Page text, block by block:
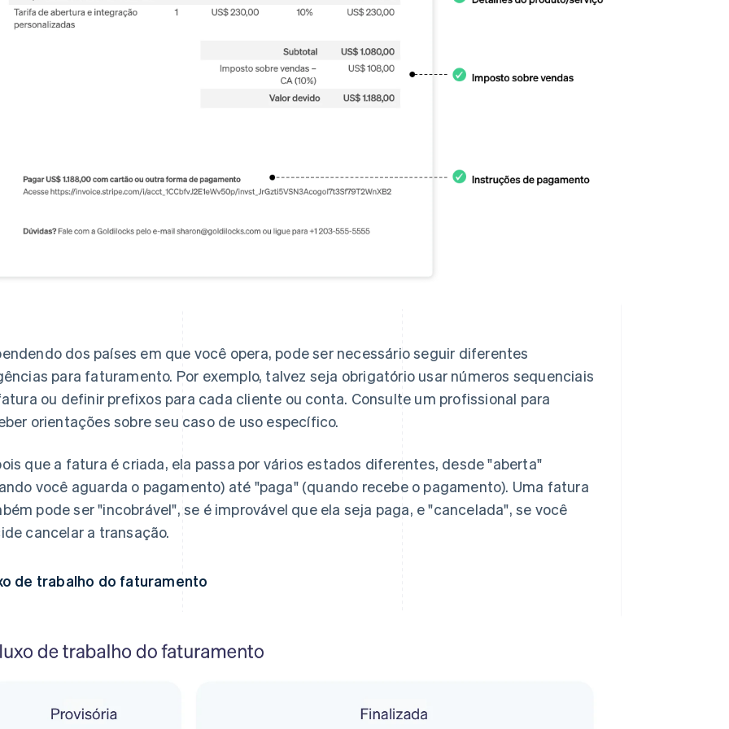
dos países em que você opera, pode ser necessário seguir diferentes
para faturamento. Por exemplo, talvez seja obrigatório usar números sequenciais
ou definir prefixos para cada cliente ou conta. Consulte um profissional para
orientações sobre seu caso de uso específico.
que a fatura é criada, ela passa por vários estados diferentes, desde "aberta"
você aguarda o pagamento) até "paga" (quando recebe o pagamento). Uma fatura
pode ser "incobrável", se é improvável que ela seja paga, e "cancelada", se você
cancelar a transação.
de trabalho do faturamento